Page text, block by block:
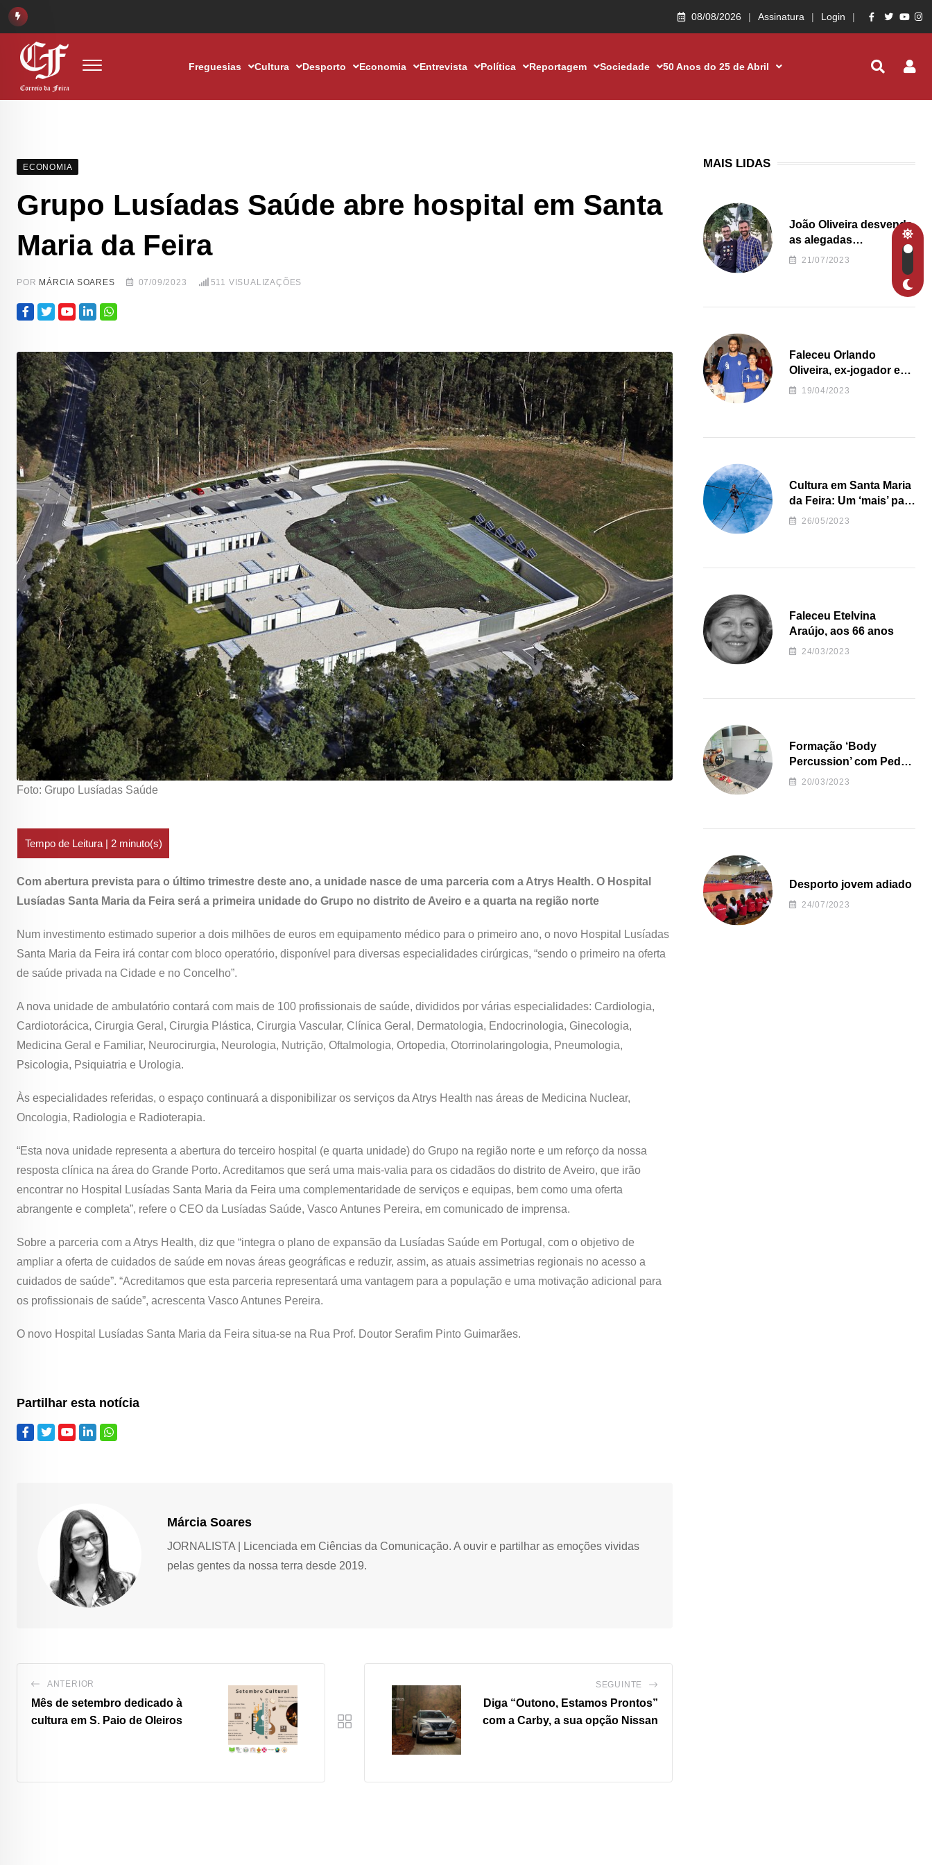
08/08/2026 Assinatura Login
Freguesias Cultura Desporto Economia Entrevista Política Reportagem Sociedade 50 Anos do 25 de Abril
ECONOMIA
Grupo Lusíadas Saúde abre hospital em Santa
Maria da Feira
POR MÁRCIA SOARES 07/09/2023 511 VISUALIZAÇÕES
Foto: Grupo Lusíadas Saúde
Com abertura prevista para o último trimestre deste ano, a unidade nasce de uma parceria com a Atrys Health. O Hospital
Lusíadas Santa Maria da Feira será a primeira unidade do Grupo no distrito de Aveiro e a quarta na região norte
Num investimento estimado superior a dois milhões de euros em equipamento médico para o primeiro ano, o novo Hospital Lusíadas
Santa Maria da Feira irá contar com bloco operatório, disponível para diversas especialidades cirúrgicas, “sendo o primeiro na oferta
de saúde privada na Cidade e no Concelho”.
A nova unidade de ambulatório contará com mais de 100 profissionais de saúde, divididos por várias especialidades: Cardiologia,
Cardiotorácica, Cirurgia Geral, Cirurgia Plástica, Cirurgia Vascular, Clínica Geral, Dermatologia, Endocrinologia, Ginecologia,
Medicina Geral e Familiar, Neurocirurgia, Neurologia, Nutrição, Oftalmologia, Ortopedia, Otorrinolaringologia, Pneumologia,
Psicologia, Psiquiatria e Urologia.
Às especialidades referidas, o espaço continuará a disponibilizar os serviços da Atrys Health nas áreas de Medicina Nuclear,
Oncologia, Radiologia e Radioterapia.
“Esta nova unidade representa a abertura do terceiro hospital (e quarta unidade) do Grupo na região norte e um reforço da nossa
resposta clínica na área do Grande Porto. Acreditamos que será uma mais-valia para os cidadãos do distrito de Aveiro, que irão
encontrar no Hospital Lusíadas Santa Maria da Feira uma complementaridade de serviços e equipas, bem como uma oferta
abrangente e completa”, refere o CEO da Lusíadas Saúde, Vasco Antunes Pereira, em comunicado de imprensa.
Sobre a parceria com a Atrys Health, diz que “integra o plano de expansão da Lusíadas Saúde em Portugal, com o objetivo de
ampliar a oferta de cuidados de saúde em novas áreas geográficas e reduzir, assim, as atuais assimetrias regionais no acesso a
cuidados de saúde”. “Acreditamos que esta parceria representará uma vantagem para a população e uma motivação adicional para
os profissionais de saúde”, acrescenta Vasco Antunes Pereira.
O novo Hospital Lusíadas Santa Maria da Feira situa-se na Rua Prof. Doutor Serafim Pinto Guimarães.
Partilhar esta notícia
Márcia Soares
JORNALISTA | Licenciada em Ciências da Comunicação. A ouvir e partilhar as emoções vividas
pelas gentes da nossa terra desde 2019.
ANTERIOR
Mês de setembro dedicado à
cultura em S. Paio de Oleiros
SEGUINTE
Diga “Outono, Estamos Prontos”
com a Carby, a sua opção Nissan
MAIS LIDAS
João Oliveira desvenda
as alegadas
irregularidades da
Junta de Freguesia S.
21/07/2023
Faleceu Orlando
Oliveira, ex-jogador e
treinador da formação
19/04/2023
Cultura em Santa Maria
da Feira: Um ‘mais’ para
o Concelho
26/05/2023
Faleceu Etelvina
Araújo, aos 66 anos
24/03/2023
Formação ‘Body
Percussion’ com Pedro
Almeida
20/03/2023
Desporto jovem adiado
24/07/2023